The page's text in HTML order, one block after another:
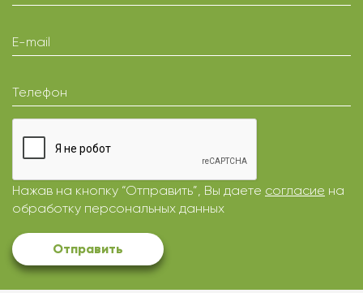
E-mail
Телефон
Нажав на кнопку “Отправить”, Вы даете согласие на
обработку персональных данных
Отправить